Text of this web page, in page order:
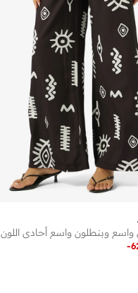
وبنطلون واسع أحادي اللون
-